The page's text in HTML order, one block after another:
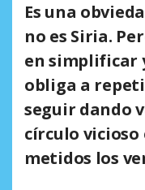
Es una
no es Siria.
en simplificar
obliga a
seguir dando
círculo vicioso
metidos los